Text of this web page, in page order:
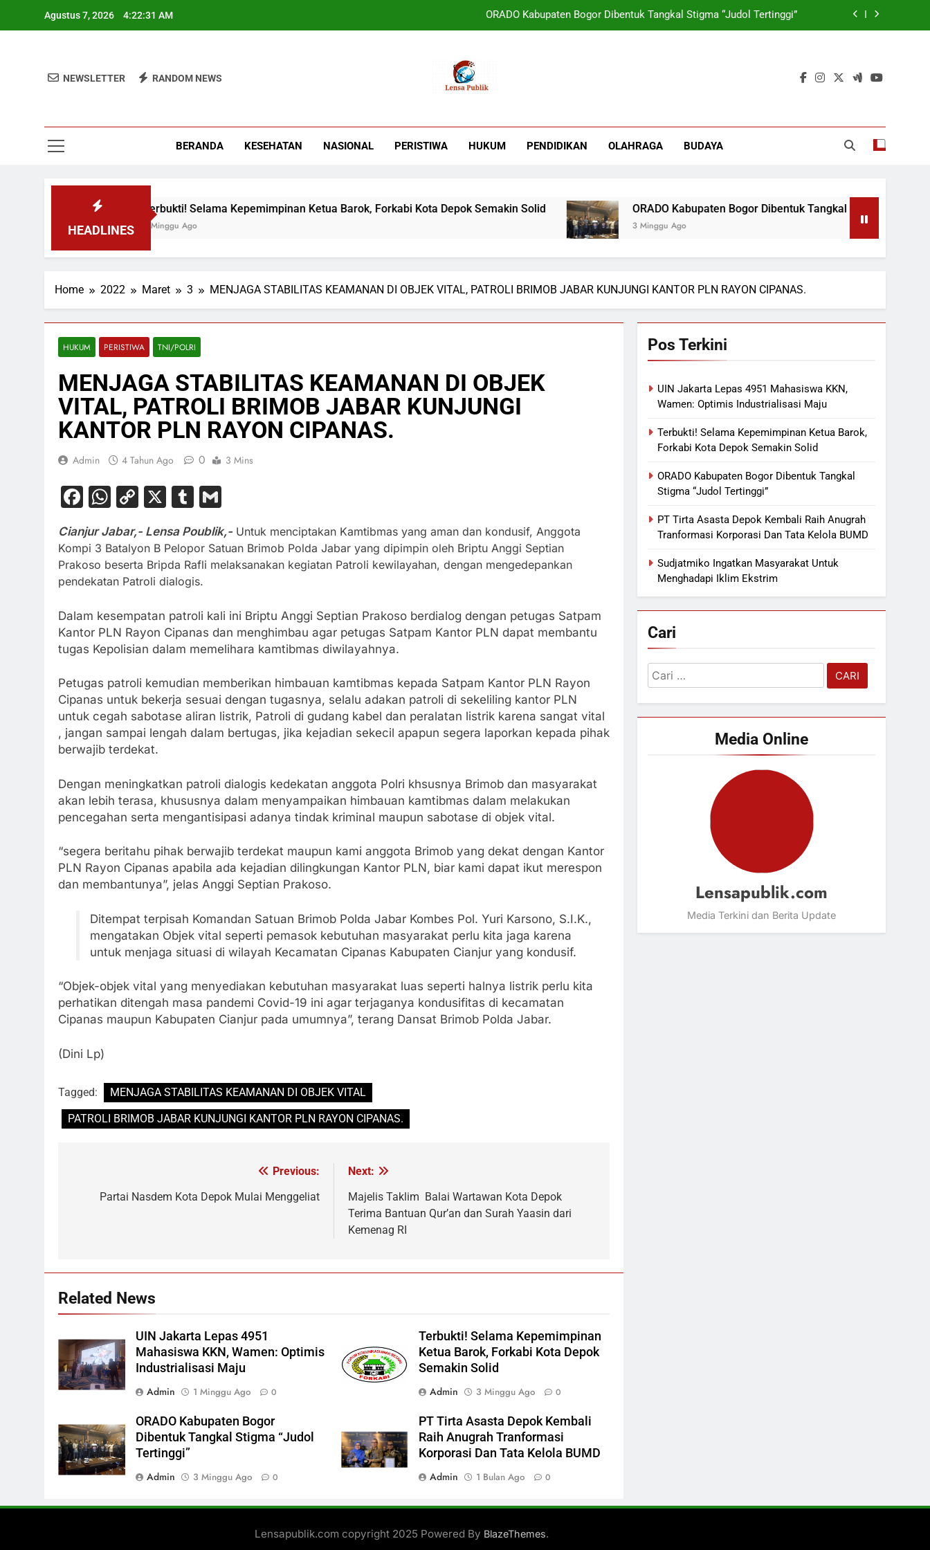
Agustus 7, 2026 4:22:31 AM ORADO Kabupaten Bogor Dibentuk Tangkal Stigma “Judol Tertinggi”
UIN Jakarta Lepas 4951 Mahasiswa KKN, Wamen: Optimis Industrialisasi Maju
NEWSLETTER RANDOM NEWS
BERANDA KESEHATAN NASIONAL PERISTIWA HUKUM PENDIDIKAN OLAHRAGA BUDAYA
HEADLINES
Terbukti! Selama Kepemimpinan Ketua Barok, Forkabi Kota Depok Semakin Solid
3 Minggu Ago
ORADO Kabupaten Bogor Dibentuk Tangkal Stigma “Judol
3 Minggu Ago
Home 2022 Maret 3 MENJAGA STABILITAS KEAMANAN DI OBJEK VITAL, PATROLI BRIMOB JABAR KUNJUNGI KANTOR PLN RAYON CIPANAS.
HUKUM PERISTIWA TNI/POLRI
MENJAGA STABILITAS KEAMANAN DI OBJEK
VITAL, PATROLI BRIMOB JABAR KUNJUNGI
KANTOR PLN RAYON CIPANAS.
Admin 4 Tahun Ago 0 3 Mins
Facebook
WhatsApp
Copy
X Tumblr
Cianjur Jabar,- Lensa Poublik,- Untuk menciptakan Kamtibmas yang aman dan kondusif, Anggota
Kompi 3 Batalyon B Pelopor Satuan Brimob Polda Jabar yang dipimpin oleh Briptu Anggi Septian
Prakoso beserta Bripda Rafli melaksanakan kegiatan Patroli kewilayahan, dengan mengedepankan
pendekatan Patroli dialogis.
Dalam kesempatan patroli kali ini Briptu Anggi Septian Prakoso berdialog dengan petugas Satpam
Kantor PLN Rayon Cipanas dan menghimbau agar petugas Satpam Kantor PLN dapat membantu
tugas Kepolisian dalam memelihara kamtibmas diwilayahnya.
Petugas patroli kemudian memberikan himbauan kamtibmas kepada Satpam Kantor PLN Rayon
Cipanas untuk bekerja sesuai dengan tugasnya, selalu adakan patroli di sekeliling kantor PLN
untuk cegah sabotase aliran listrik, Patroli di gudang kabel dan peralatan listrik karena sangat vital
, jangan sampai lengah dalam bertugas, jika kejadian sekecil apapun segera laporkan kepada pihak
berwajib terdekat.
Dengan meningkatkan patroli dialogis kedekatan anggota Polri khsusnya Brimob dan masyarakat
akan lebih terasa, khususnya dalam menyampaikan himbauan kamtibmas dalam melakukan
pencegahan serta mengantisipasi adanya tindak kriminal maupun sabotase di objek vital.
“segera beritahu pihak berwajib terdekat maupun kami anggota Brimob yang dekat dengan Kantor
PLN Rayon Cipanas apabila ada kejadian dilingkungan Kantor PLN, biar kami dapat ikut merespon
dan membantunya”, jelas Anggi Septian Prakoso.
Ditempat terpisah Komandan Satuan Brimob Polda Jabar Kombes Pol. Yuri Karsono, S.I.K.,
mengatakan Objek vital seperti pemasok kebutuhan masyarakat perlu kita jaga karena
untuk menjaga situasi di wilayah Kecamatan Cipanas Kabupaten Cianjur yang kondusif.
“Objek-objek vital yang menyediakan kebutuhan masyarakat luas seperti halnya listrik perlu kita
perhatikan ditengah masa pandemi Covid-19 ini agar terjaganya kondusifitas di kecamatan
Cipanas maupun Kabupaten Cianjur pada umumnya”, terang Dansat Brimob Polda Jabar.
(Dini Lp)
Tagged:
MENJAGA STABILITAS KEAMANAN DI OBJEK VITAL
PATROLI BRIMOB JABAR KUNJUNGI KANTOR PLN RAYON CIPANAS.
Previous:
Partai Nasdem Kota Depok Mulai Menggeliat
Next:
Majelis Taklim Balai Wartawan Kota Depok
Terima Bantuan Qur’an dan Surah Yaasin dari
Kemenag RI
Related News
UIN Jakarta Lepas 4951
Mahasiswa KKN, Wamen: Optimis
Industrialisasi Maju
Admin
1 Minggu Ago 0
Terbukti! Selama Kepemimpinan
Ketua Barok, Forkabi Kota Depok
Semakin Solid
Admin
3 Minggu Ago 0
ORADO Kabupaten Bogor
Dibentuk Tangkal Stigma “Judol
Tertinggi”
Admin
3 Minggu Ago 0
PT Tirta Asasta Depok Kembali
Raih Anugrah Tranformasi
Korporasi Dan Tata Kelola BUMD
Admin
1 Bulan Ago 0
Pos Terkini
UIN Jakarta Lepas 4951 Mahasiswa KKN,
Wamen: Optimis Industrialisasi Maju
Terbukti! Selama Kepemimpinan Ketua Barok,
Forkabi Kota Depok Semakin Solid
ORADO Kabupaten Bogor Dibentuk Tangkal
Stigma “Judol Tertinggi”
PT Tirta Asasta Depok Kembali Raih Anugrah
Tranformasi Korporasi Dan Tata Kelola BUMD
Sudjatmiko Ingatkan Masyarakat Untuk
Menghadapi Iklim Ekstrim
Cari
Cari
untuk:
Media Online
Lensapublik.com
Media Terkini dan Berita Update
Lensapublik.com copyright 2025 Powered By BlazeThemes.